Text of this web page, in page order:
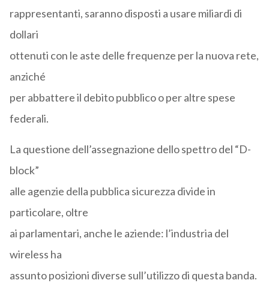
rappresentanti, saranno disposti a usare miliardi di
dollari
ottenuti con le aste delle frequenze per la nuova rete,
anziché
per abbattere il debito pubblico o per altre spese
federali.
La questione dell’assegnazione dello spettro del “D-
block”
alle agenzie della pubblica sicurezza divide in
particolare, oltre
ai parlamentari, anche le aziende: l’industria del
wireless ha
assunto posizioni diverse sull’utilizzo di questa banda.